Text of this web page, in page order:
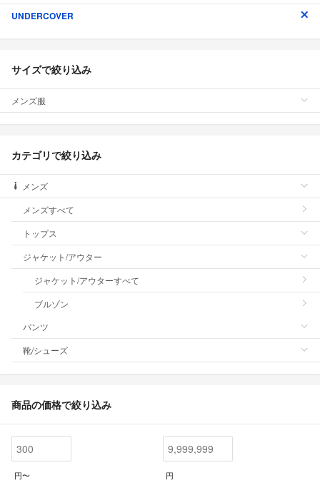
UNDERCOVER
サイズで絞り込み
メンズ服
カテゴリで絞り込み
メンズ
メンズすべて
トップス
ジャケット/アウター
ジャケット/アウターすべて
ブルゾン
パンツ
靴/シューズ
商品の価格で絞り込み
円〜 円